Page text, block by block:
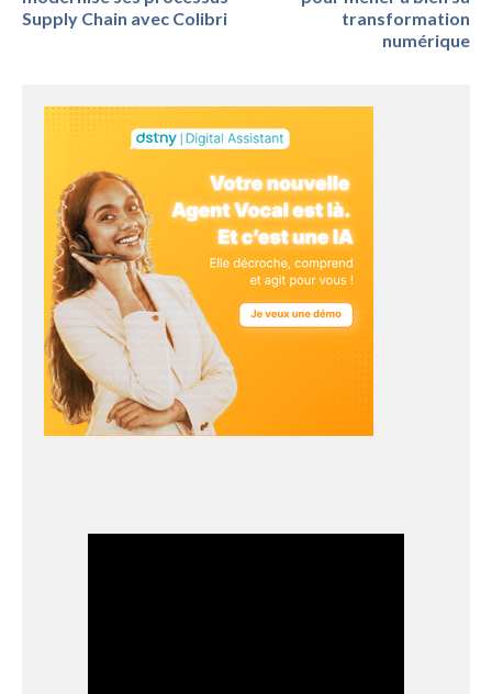
Supply Chain avec Colibri
transformation
numérique